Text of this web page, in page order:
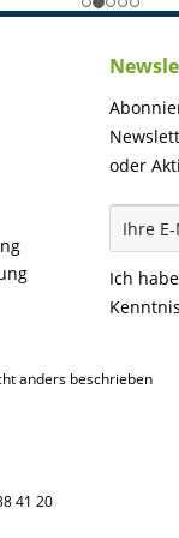
oder
Ich
anders beschrieben
41 20